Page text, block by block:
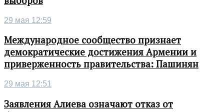
29 мая 12:59
Международное сообщество признает
демократические достижения Армении и
приверженность правительства: Пашинян
29 мая 12:51
Заявления Алиева означают отказ от